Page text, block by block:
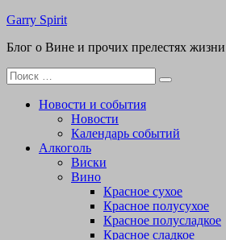
Перейти
содержимому
Garry Spirit
Блог о Вине и прочих прелестях жизни
Поиск
для:
Новости и события
Новости
Календарь событий
Алкоголь
Виски
Вино
Красное сухое
Красное полусухое
Красное полусладкое
Красное сладкое